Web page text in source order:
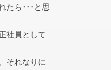
たら･･･と思
社員として
それなりに